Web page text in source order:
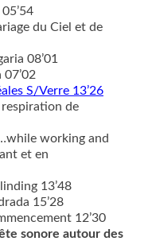
du Ciel et de
08’01
S/Verre 13’26
respiration de
working and
et en
13’48
15’28
12’30
sonore autour des